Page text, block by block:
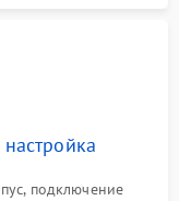
подключение